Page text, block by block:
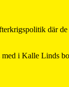
där
i Kalle Linds